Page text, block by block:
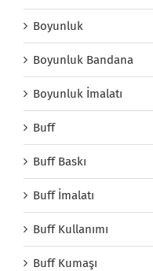
Boyunluk
Boyunluk Bandana
Boyunluk İmalatı
Buff
Buff Baskı
Buff İmalatı
Buff Kullanımı
Buff Kumaşı